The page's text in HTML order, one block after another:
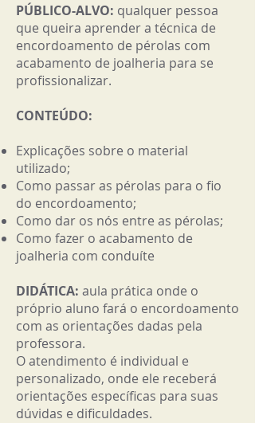
PÚBLICO-ALVO: qualquer pessoa
que queira aprender a técnica de
encordoamento de pérolas com
acabamento de joalheria para se
profissionalizar.
CONTEÚDO:
Explicações sobre o material
utilizado;
Como passar as pérolas para o fio
do encordoamento;
Como dar os nós entre as pérolas;
Como fazer o acabamento de
joalheria com conduíte
DIDÁTICA: aula prática onde o
próprio aluno fará o encordoamento
com as orientações dadas pela
professora.
O atendimento é individual e
personalizado, onde ele receberá
orientações específicas para suas
dúvidas e dificuldades.